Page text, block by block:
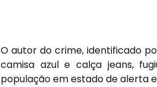
O autor do crime, identificado
camisa azul e calça jeans,
população em estado de alerta